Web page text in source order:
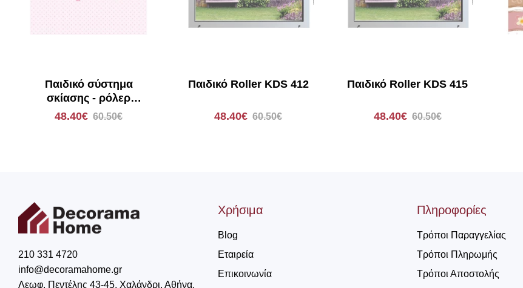
Παιδικό σύστημα
σκίασης - ρόλερ
Ανάρτηση E121
48.40€ 60.50€
Παιδικό Roller KDS 412
48.40€ 60.50€
Παιδικό Roller KDS 415
48.40€ 60.50€
210 331 4720
info@decoramahome.gr
Λεωφ. Πεντέλης 43-45, Χαλάνδρι, Αθήνα,
Χρήσιμα
Blog
Εταιρεία
Επικοινωνία
Πληροφορίες
Τρόποι Παραγγελίας
Τρόποι Πληρωμής
Τρόποι Αποστολής